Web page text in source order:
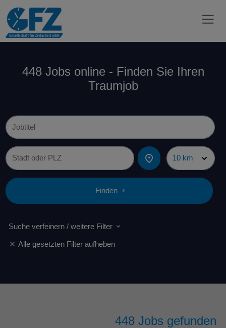
448 Jobs online - Finden Sie Ihren
Traumjob
Finden
Suche verfeinern / weitere Filter
Alle gesetzten Filter aufheben
448 Jobs gefunden